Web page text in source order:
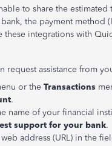
to share the
the payment method
these integrations with
request assistance from
or the Transactions
.
name of your financial
support for your bank.
address (URL) in the